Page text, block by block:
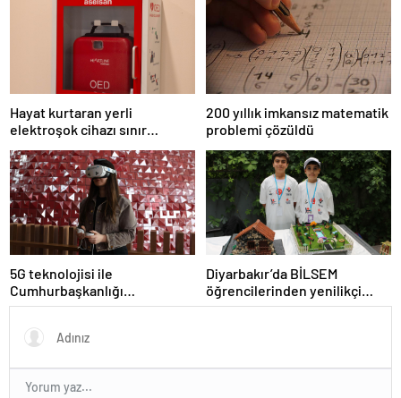
Hayat kurtaran yerli
elektroşok cihazı sınır
kapısında da görevde
200 yıllık imkansız matematik
problemi çözüldü
5G teknolojisi ile
Cumhurbaşkanlığı
Külliyesi’ndeki konser
Diyarbakır’da BİLSEM
öğrencilerinden yenilikçi
projeler